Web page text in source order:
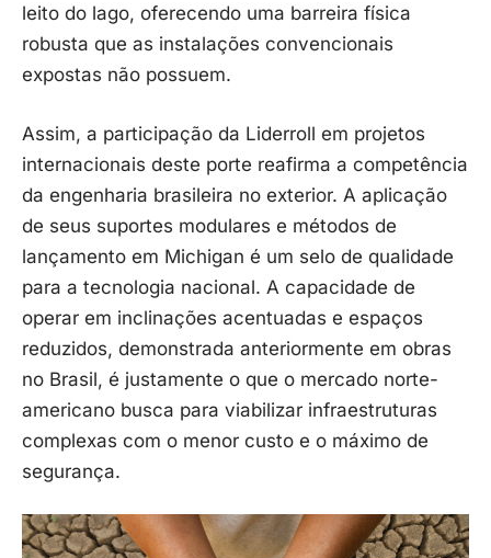
leito do lago, oferecendo uma barreira física
robusta que as instalações convencionais
expostas não possuem.
Assim, a participação da Liderroll em projetos
internacionais deste porte reafirma a competência
da engenharia brasileira no exterior. A aplicação
de seus suportes modulares e métodos de
lançamento em Michigan é um selo de qualidade
para a tecnologia nacional. A capacidade de
operar em inclinações acentuadas e espaços
reduzidos, demonstrada anteriormente em obras
no Brasil, é justamente o que o mercado norte-
americano busca para viabilizar infraestruturas
complexas com o menor custo e o máximo de
segurança.